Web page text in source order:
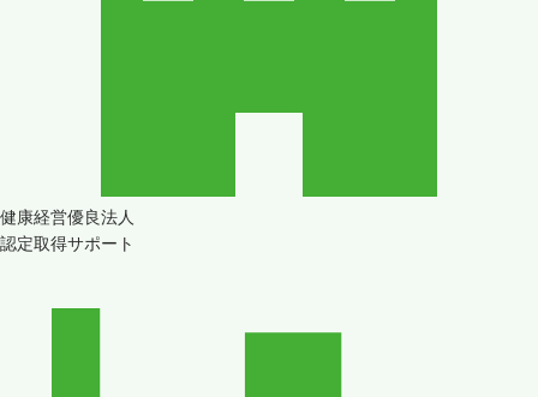
健康経営優良法人
認定取得サポート